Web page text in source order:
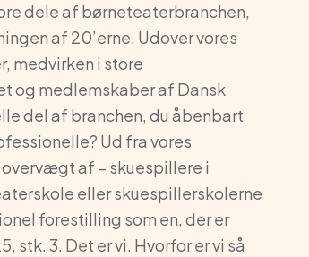
dele af børneteaterbranchen,
af 20’erne. Udover vores
medvirken i store
og medlemskaber af Dansk
del af branchen, du åbenbart
Ud fra vores
af – skuespillere i
eller skuespillerskolerne
forestilling som en, der er
3. Det er vi. Hvorfor er vi så